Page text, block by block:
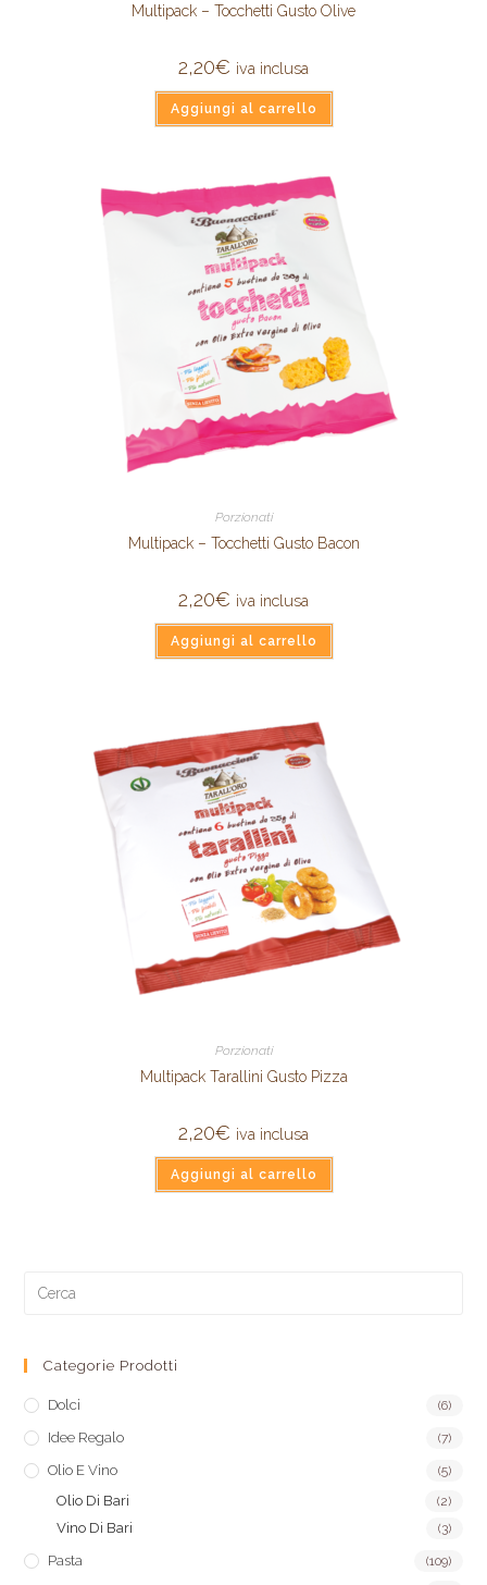
Multipack – Tocchetti Gusto Olive
2,20€ iva inclusa
Aggiungi al carrello
Porzionati
Multipack – Tocchetti Gusto Bacon
2,20€ iva inclusa
Aggiungi al carrello
Porzionati
Multipack Tarallini Gusto Pizza
2,20€ iva inclusa
Aggiungi al carrello
Categorie Prodotti
Dolci (6)
Idee Regalo (7)
Olio E Vino (5)
Olio Di Bari (2)
Vino Di Bari (3)
Pasta (109)